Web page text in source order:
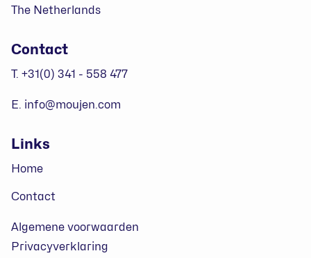
The Netherlands
Contact
T. +31(0) 341 - 558 477
E. info@moujen.com
Links
Home
Contact
Algemene voorwaarden
Privacyverklaring